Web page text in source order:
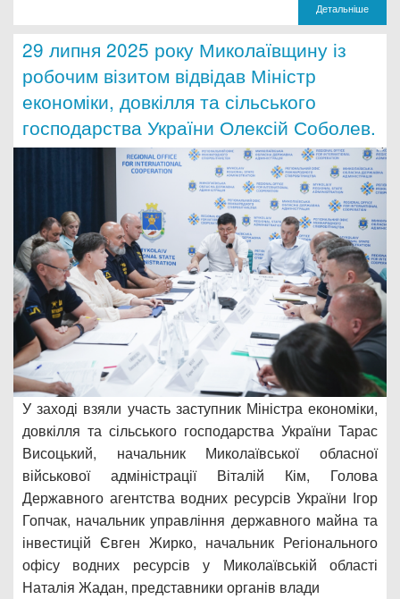
Детальніше
29 липня 2025 року Миколаївщину із
робочим візитом відвідав Міністр
економіки, довкілля та сільського
господарства України Олексій Соболев.
У заході взяли участь заступник Міністра економіки,
довкілля та сільського господарства України Тарас
Висоцький, начальник Миколаївської обласної
військової адміністрації Віталій Кім, Голова
Державного агентства водних ресурсів України Ігор
Гопчак, начальник управління державного майна та
інвестицій Євген Жирко, начальник Регіонального
офісу водних ресурсів у Миколаївській області
Наталія Жадан, представники органів влади